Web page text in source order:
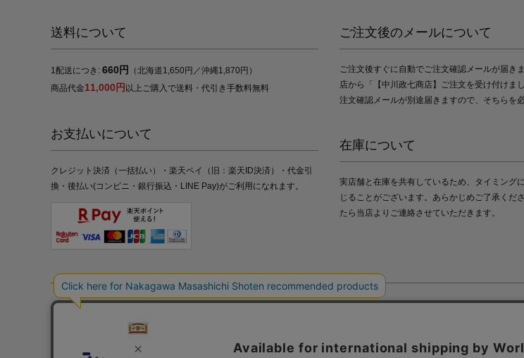
送料について
1配送につき: 660円
（北海道1,650円／沖縄1,870円）
商品代金11,000円 以上ご購入で送料・代引き手数料無料
お支払いについて
クレジット決済（一括払い）・楽天ペイ（旧：楽天ID決済）・代金引
換・後払い(コンビニ・銀行振込・LINE Pay)がご利用になれます。
ご注文後のメールについて
ご注文後すぐに自動でご注文確認メールが届き
店から「【中川政七商店】ご注文を受け付けま
注文確認メールが別途届きますので、そちらを
在庫について
実店舗と在庫を共有しているため、タイミング
じることがございます。あらかじめご了承くだ
たら当店よりご連絡させていただきます。
プライバシーポリシー